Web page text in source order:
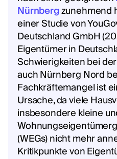
Nürnbergzunehmend
einer Studie von
Deutschland GmbH
Eigentümer in
Schwierigkeiten bei
auch Nürnberg Nord
Fachkräftemangel ist
Ursache, da viele
insbesondere kleine
(WEGs) nicht mehr
Kritikpunkte von